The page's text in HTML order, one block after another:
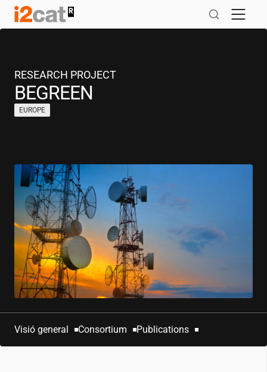
Salta
RESEARCH PROJECT
BEGREEN
EUROPE
Visió general Consortium Publications